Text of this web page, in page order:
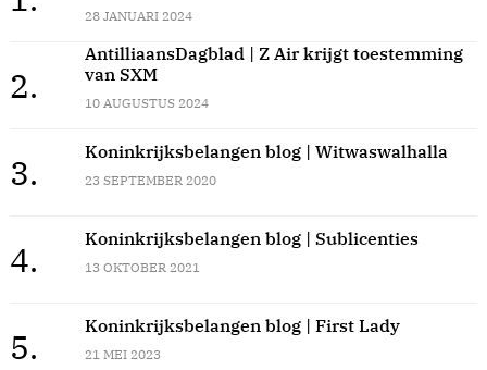
28 JANUARI 2024
2.
AntilliaansDagblad | Z Air krijgt toestemming
van SXM
10 AUGUSTUS 2024
3.
Koninkrijksbelangen blog | Witwaswalhalla
23 SEPTEMBER 2020
4.
Koninkrijksbelangen blog | Sublicenties
13 OKTOBER 2021
5.
Koninkrijksbelangen blog | First Lady
21 MEI 2023